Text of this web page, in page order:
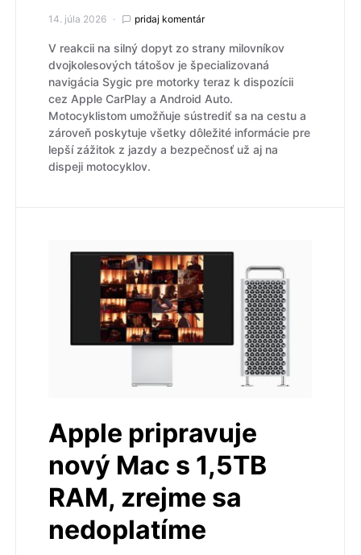
14. júla 2026 pridaj komentár
V reakcii na silný dopyt zo strany milovníkov
dvojkolesových tátošov je špecializovaná
navigácia Sygic pre motorky teraz k dispozícii
cez Apple CarPlay a Android Auto.
Motocyklistom umožňuje sústrediť sa na cestu a
zároveň poskytuje všetky dôležité informácie pre
lepší zážitok z jazdy a bezpečnosť už aj na
dispeji motocyklov.
Apple pripravuje
nový Mac s 1,5TB
RAM, zrejme sa
nedoplatíme